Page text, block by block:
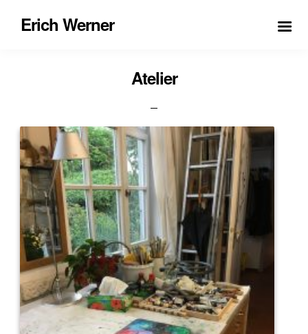
Erich Werner
Atelier